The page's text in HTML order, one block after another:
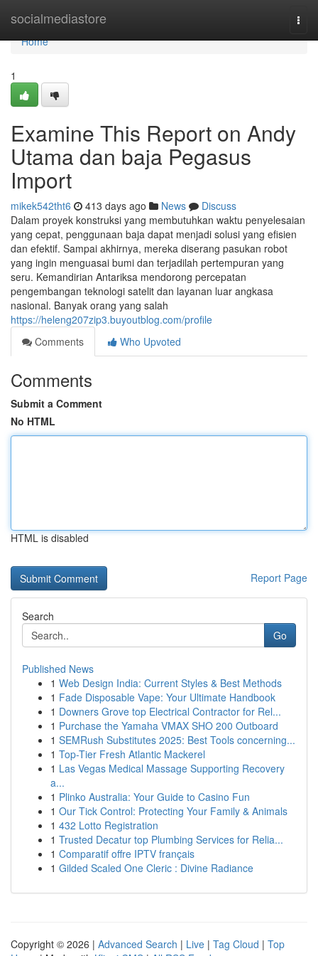
socialmediastore
Home
Home
1
Examine This Report on Andy
Utama dan baja Pegasus
Import
mikek542tht6 413 days ago News
Discuss
Dalam proyek konstruksi yang membutuhkan waktu penyelesaian
yang cepat, penggunaan baja dapat menjadi solusi yang efisien
dan efektif. Sampai akhirnya, mereka diserang pasukan robot
yang ingin menguasai bumi dan terjadilah pertempuran yang
seru. Kemandirian Antariksa mendorong percepatan
pengembangan teknologi satelit dan layanan luar angkasa
nasional. Banyak orang yang salah
https://heleng207zip3.buyoutblog.com/profile
Comments
Who Upvoted
Comments
Submit a Comment
No HTML
HTML is disabled
Report Page
Search
Go
Published News
1 Web Design India: Current Styles & Best Methods
1 Fade Disposable Vape: Your Ultimate Handbook
1 Downers Grove top Electrical Contractor for Rel...
1 Purchase the Yamaha VMAX SHO 200 Outboard
1 SEMRush Substitutes 2025: Best Tools concerning...
1 Top-Tier Fresh Atlantic Mackerel
1 Las Vegas Medical Massage Supporting Recovery
a...
1 Plinko Australia: Your Guide to Casino Fun
1 Our Tick Control: Protecting Your Family & Animals
1 432 Lotto Registration
1 Trusted Decatur top Plumbing Services for Relia...
1 Comparatif offre IPTV français
1 Gilded Scaled One Cleric : Divine Radiance
Copyright © 2026 | Advanced Search | Live | Tag Cloud | Top